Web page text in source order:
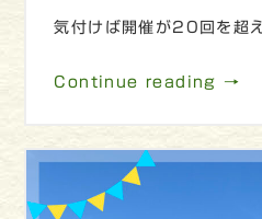
気付けば開催が20回を超
Continue reading →